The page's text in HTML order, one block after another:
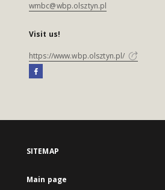
wmbc@wbp.olsztyn.pl
Visit us!
https://www.wbp.olsztyn.pl/
SITEMAP
Main page